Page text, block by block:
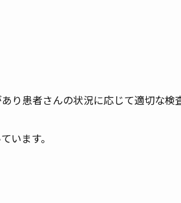
り患者さんの状況に応じて適切な検
います。